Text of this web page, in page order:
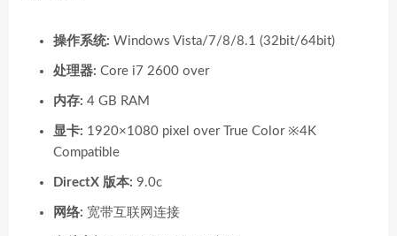
操作系统: Windows Vista/7/8/8.1 (32bit/64bit)
处理器: Core i7 2600 over
内存: 4 GB RAM
显卡: 1920×1080 pixel over True Color ※4K
Compatible
DirectX 版本: 9.0c
网络: 宽带互联网连接